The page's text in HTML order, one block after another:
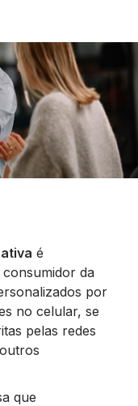
é
da
por
no celular, se
pelas redes
que